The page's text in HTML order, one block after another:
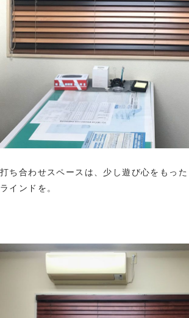
打ち合わせスペースは、少し遊び心をもっ
ラインドを。